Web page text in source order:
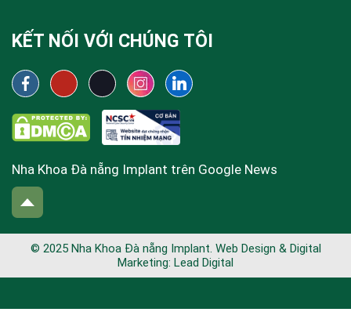
KẾT NỐI VỚI CHÚNG TÔI
Nha Khoa Đà nẵng Implant trên Google News
© 2025 Nha Khoa Đà nẵng Implant. Web Design & Digital
Marketing: Lead Digital